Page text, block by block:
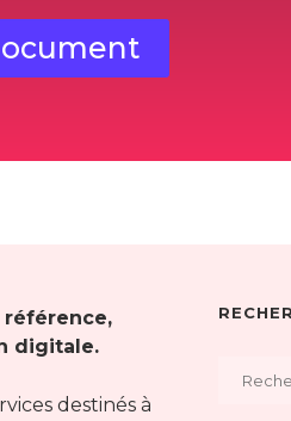
digitale.
destinés à